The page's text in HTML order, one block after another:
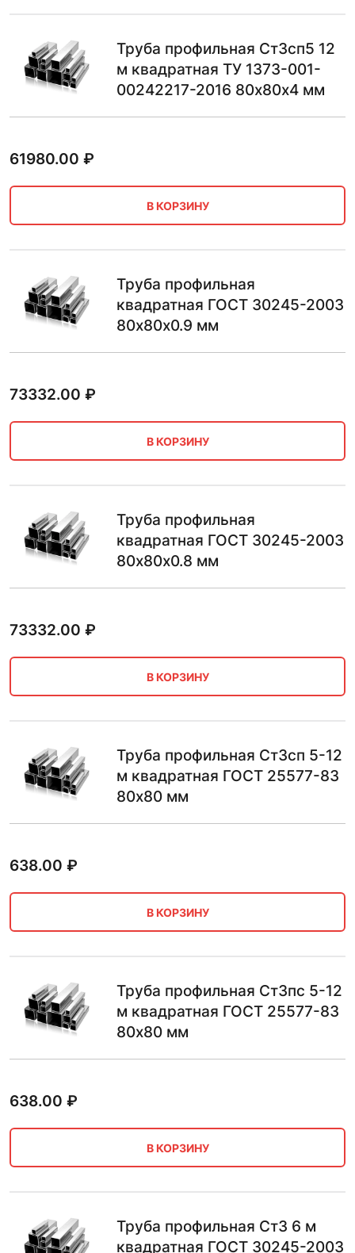
Труба профильная Ст3сп5 12
м квадратная ТУ 1373-001-
00242217-2016 80х80х4 мм
61980.00 ₽
В КОРЗИНУ
Труба профильная
квадратная ГОСТ 30245-2003
80х80х0.9 мм
73332.00 ₽
В КОРЗИНУ
Труба профильная
квадратная ГОСТ 30245-2003
80х80х0.8 мм
73332.00 ₽
В КОРЗИНУ
Труба профильная Ст3сп 5-12
м квадратная ГОСТ 25577-83
80х80 мм
638.00 ₽
В КОРЗИНУ
Труба профильная Ст3пс 5-12
м квадратная ГОСТ 25577-83
80х80 мм
638.00 ₽
В КОРЗИНУ
Труба профильная Ст3 6 м
квадратная ГОСТ 30245-2003